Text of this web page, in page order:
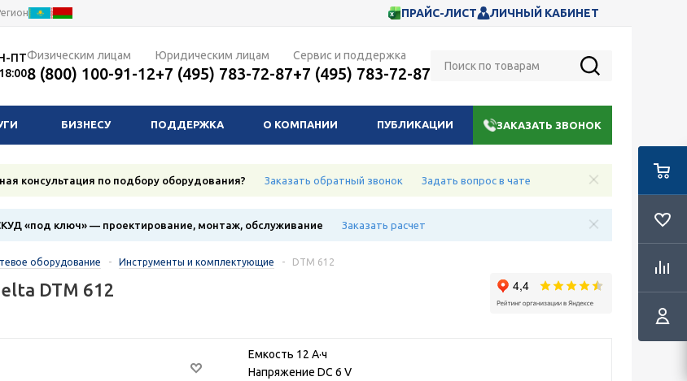
ПРАЙС-ЛИСТ ЛИЧНЫЙ КАБИНЕТ
ПТФизическим лицам
8 (800) 100-91-12
Юридическим лицам
+7 (495) 783-72-87
Сервис и поддержка
+7 (495) 783-72-87
БИЗНЕСУ ПОДДЕРЖКА О КОМПАНИИ ПУБЛИКАЦИИ ЗАКАЗАТЬ ЗВОНОК
консультация по подбору оборудования? Заказать обратный звонок Задать вопрос в чате
«под ключ» — проектирование, монтаж, обслуживание Заказать расчет
оборудование - Инструменты и комплектующие - DTM 612
DTM 612
Емкость 12 А·ч
Напряжение DC 6 V